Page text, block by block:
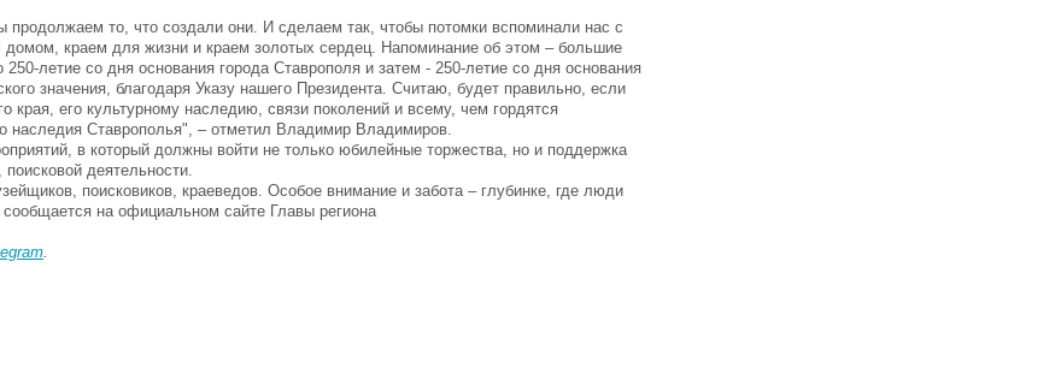
то, что создали они. И сделаем так, чтобы потомки вспоминали нас с
краем для жизни и краем золотых сердец. Напоминание об этом – большие
летие со дня основания города Ставрополя и затем - 250-летие со дня основания
значения, благодаря Указу нашего Президента. Считаю, будет правильно, если
его культурному наследию, связи поколений и всему, чем гордятся
наследия Ставрополья", – отметил Владимир Владимиров.
в который должны войти не только юбилейные торжества, но и поддержка
деятельности.
поисковиков, краеведов. Особое внимание и забота – глубинке, где люди
на официальном сайте Главы региона